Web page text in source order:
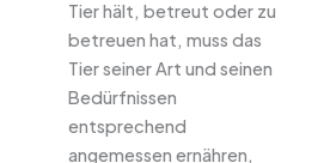
Tier hält, betreut oder zu
betreuen hat, muss das
Tier seiner Art und seinen
Bedürfnissen
entsprechend
angemessen ernähren,